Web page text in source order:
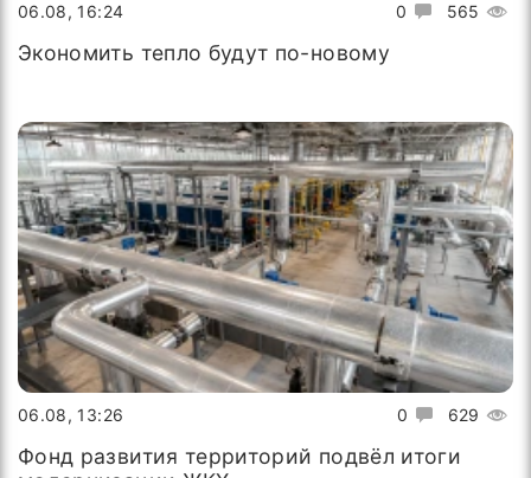
0 565
06.08, 16:24
Экономить тепло будут по-новому
0 629
06.08, 13:26
Фонд развития территорий подвёл итоги